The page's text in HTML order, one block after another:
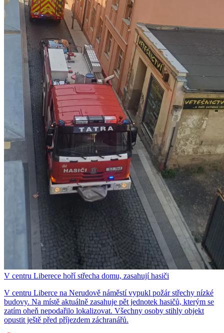
V centru Liberece hoří střecha domu, zasahují hasiči
V centru Liberce na Nerudově náměstí vypukl požár střechy nízké
budovy. Na místě aktuálně zasahuje pět jednotek hasičů, kterým se
zatím oheň nepodařilo lokalizovat. Všechny osoby stihly objekt
opustit ještě před příjezdem záchranářů.